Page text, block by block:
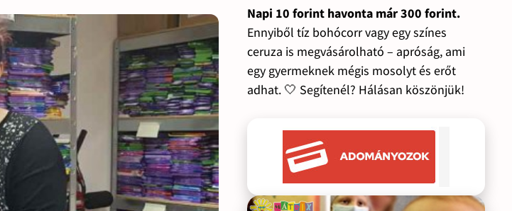
Napi 10 forint havonta már 300 forint.
Ennyiből tíz bohócorr vagy egy színes
ceruza is megvásárolható – apróság, ami
egy gyermeknek mégis mosolyt és erőt
adhat. 🤍 Segítenél? Hálásan köszönjük!